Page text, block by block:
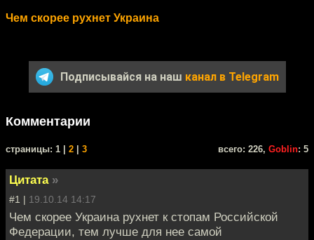
Чем скорее рухнет Украина
Подписывайся на наш канал в Telegram
Комментарии
cтраницы: 1 | 2 3 всего: 226, Goblin: 5
Цитата »
#1 | 19.10.14 14:17
Чем скорее Украина рухнет к стопам Российской
Федерации, тем лучше для нее самой